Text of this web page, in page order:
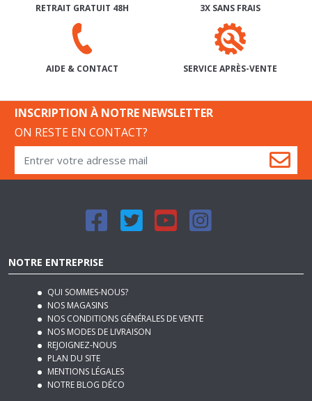
AIDE & CONTACT SERVICE APRÈS-VENTE
ON RESTE EN CONTACT?
NOTRE ENTREPRISE
QUI SOMMES-NOUS?
NOS MAGASINS
NOS CONDITIONS GÉNÉRALES DE VENTE
NOS MODES DE LIVRAISON
REJOIGNEZ-NOUS
PLAN DU SITE
MENTIONS LÉGALES
NOTRE BLOG DÉCO
SERVICES